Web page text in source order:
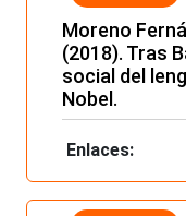
Moreno
(2018). Tras
social del
Nobel.
Enlaces: